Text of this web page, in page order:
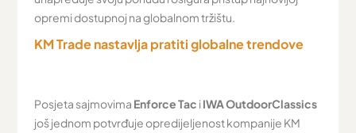
opremi dostupnoj na globalnom tržištu.
KM Trade nastavlja pratiti globalne trendove
Posjeta sajmovima Enforce Tac i IWA OutdoorClassics
još jednom potvrđuje opredijeljenost kompanije KM